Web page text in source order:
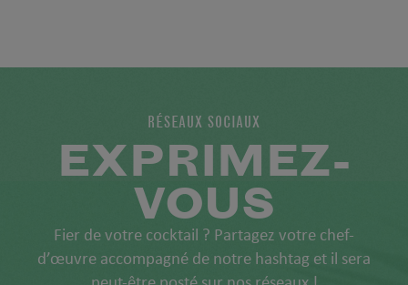
RÉSEAUX SOCIAUX
EXPRIMEZ-
VOUS
Fier de votre cocktail ? Partagez votre chef-
d’œuvre accompagné de notre hashtag et il sera